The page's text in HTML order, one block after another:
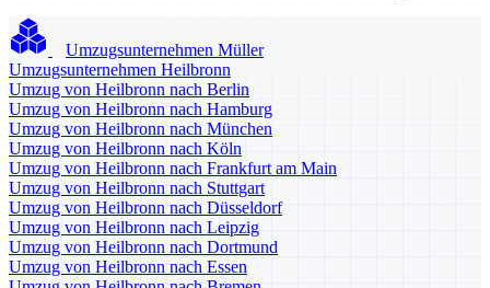
Umzugsunternehmen Müller
Umzugsunternehmen Heilbronn
Umzug von Heilbronn nach Berlin
Umzug von Heilbronn nach Hamburg
Umzug von Heilbronn nach München
Umzug von Heilbronn nach Köln
Umzug von Heilbronn nach Frankfurt am Main
Umzug von Heilbronn nach Stuttgart
Umzug von Heilbronn nach Düsseldorf
Umzug von Heilbronn nach Leipzig
Umzug von Heilbronn nach Dortmund
Umzug von Heilbronn nach Essen